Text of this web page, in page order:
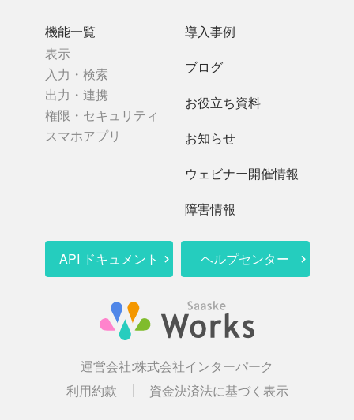
機能一覧
表示
入力・検索
出力・連携
権限・セキュリティ
スマホアプリ
導入事例
ブログ
お役立ち資料
お知らせ
ウェビナー開催情報
障害情報
API ドキュメント ヘルプセンター
運営会社:株式会社インターパーク
利用約款
資金決済法に基づく表示